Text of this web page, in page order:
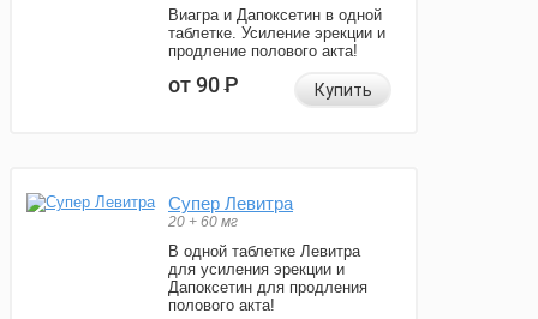
Виагра и Дапоксетин в одной
таблетке. Усиление эрекции и
продление полового акта!
от 90Р Купить
Супер Левитра
20 + 60 мг
В одной таблетке Левитра
для усиления эрекции и
Дапоксетин для продления
полового акта!